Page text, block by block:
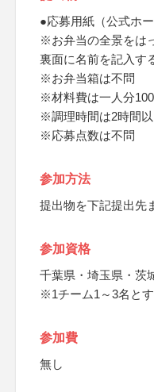
●応募用紙（公式ホ
※お弁当の全景をは
裏面に名前を記入す
※お弁当箱は不問
※材料費は一人分
※調理時間は2時間
※応募点数は不問
参加方法
提出物を下記提出先
参加資格
千葉県・埼玉県・茨
※1チーム1～3名と
参加費
無し